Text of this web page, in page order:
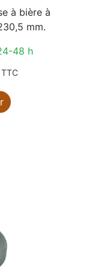
à bière à
mm.
48 h
TTC